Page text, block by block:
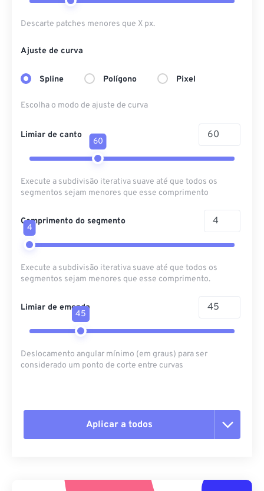
Descarte patches menores que X px.
Ajuste de curva
Spline Polígono Pixel
Escolha o modo de ajuste de curva
Limiar de canto
60
Execute a subdivisão iterativa suave até que todos os
segmentos sejam menores que esse comprimento
Comprimento do segmento
4
Execute a subdivisão iterativa suave até que todos os
segmentos sejam menores que esse comprimento.
Limiar de emenda
45
Deslocamento angular mínimo (em graus) para ser
considerado um ponto de corte entre curvas
Aplicar a todos
Aplicar a partir da predefinição